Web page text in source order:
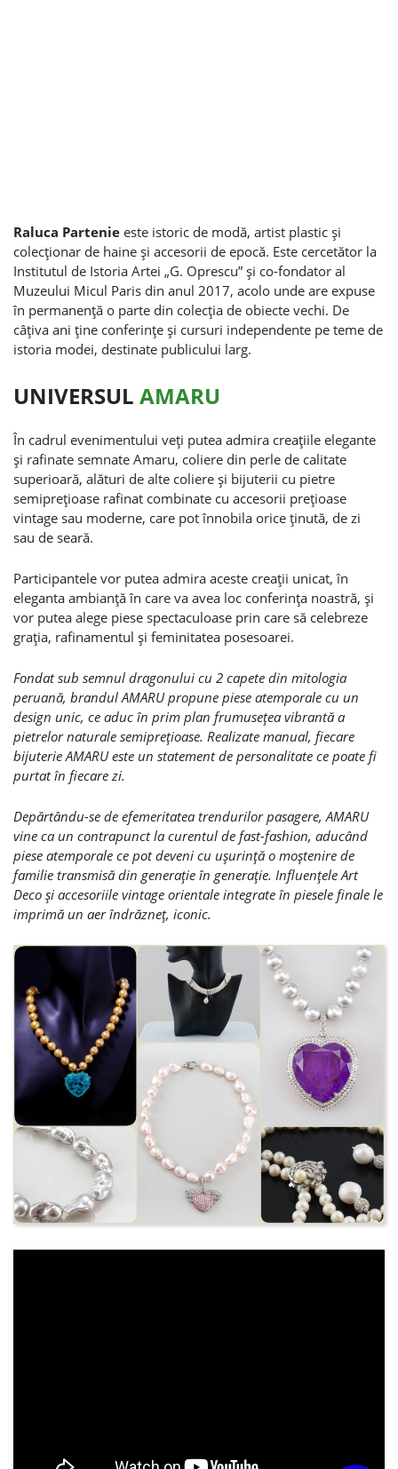
Raluca Partenie este istoric de modă, artist plastic şi
colecţionar de haine şi accesorii de epocă. Este cercetător la
Institutul de Istoria Artei „G. Oprescu” şi co-fondator al
Muzeului Micul Paris din anul 2017, acolo unde are expuse
în permanenţă o parte din colecţia de obiecte vechi. De
câţiva ani ţine conferinţe şi cursuri independente pe teme de
istoria modei, destinate publicului larg.
UNIVERSUL AMARU
În cadrul evenimentului veţi putea admira creaţiile elegante
şi rafinate semnate Amaru, coliere din perle de calitate
superioară, alături de alte coliere şi bijuterii cu pietre
semipreţioase rafinat combinate cu accesorii preţioase
vintage sau moderne, care pot înnobila orice ţinută, de zi
sau de seară.
Participantele vor putea admira aceste creaţii unicat, în
eleganta ambianţă în care va avea loc conferinţa noastră, şi
vor putea alege piese spectaculoase prin care să celebreze
graţia, rafinamentul şi feminitatea posesoarei.
Fondat sub semnul dragonului cu 2 capete din mitologia
peruană, brandul AMARU propune piese atemporale cu un
design unic, ce aduc în prim plan frumuseţea vibrantă a
pietrelor naturale semipreţioase. Realizate manual, fiecare
bijuterie AMARU este un statement de personalitate ce poate fi
purtat în fiecare zi.
Depărtându-se de efemeritatea trendurilor pasagere, AMARU
vine ca un contrapunct la curentul de fast-fashion, aducând
piese atemporale ce pot deveni cu uşurinţă o moştenire de
familie transmisă din generaţie în generaţie. Influenţele Art
Deco şi accesoriile vintage orientale integrate în piesele finale le
imprimă un aer îndrăzneţ, iconic.